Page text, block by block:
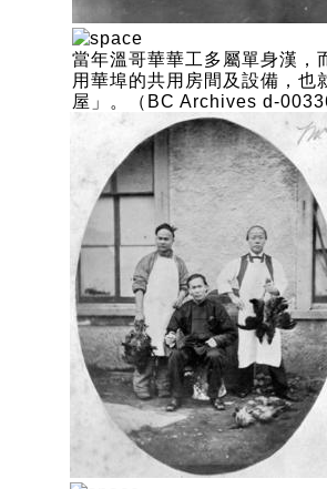
當年溫哥華華工多屬單身漢，
用華埠的共用房間及設備，也
屋」。（BC Archives d-